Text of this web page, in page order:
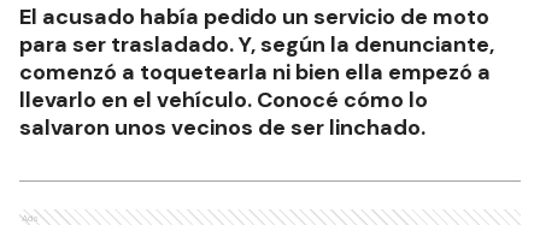
El acusado había pedido un servicio de moto
para ser trasladado. Y, según la denunciante,
comenzó a toquetearla ni bien ella empezó a
llevarlo en el vehículo. Conocé cómo lo
salvaron unos vecinos de ser linchado.
Ads